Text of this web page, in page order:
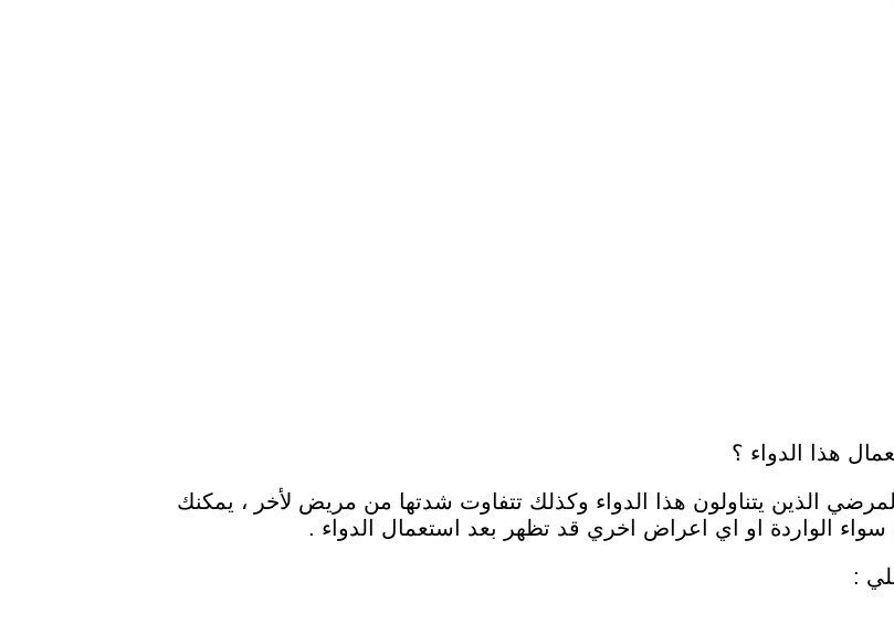
هذا الدواء ؟
الذين يتناولون هذا الدواء وكذلك تتفاوت شدتها من مريض لأخر ، يمكنك
الواردة او اي اعراض اخري قد تظهر بعد استعمال الدواء .
: